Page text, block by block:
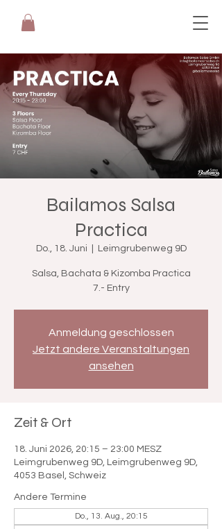
Bailamos Salsa
Practica
Do., 18. Juni Leimgrubenweg 9D
Salsa, Bachata & Kizomba Practica
7.- Entry
Anmeldung geschlossen
Jetzt andere Veranstaltungen
ansehen
Zeit & Ort
18. Juni 2026, 20:15 – 23:00 MESZ
Leimgrubenweg 9D, Leimgrubenweg 9D,
4053 Basel, Schweiz
Andere Termine
Do., 13. Aug., 20:15